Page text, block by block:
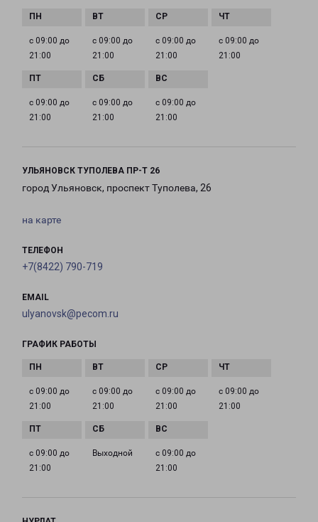
с 09:00 до
21:00
с 09:00 до
21:00
с 09:00 до
21:00
с 09:00 до
21:00
с 09:00 до
21:00
с 09:00 до
21:00
с 09:00 до
21:00
УЛЬЯНОВСК ТУПОЛЕВА ПР-Т 26
город Ульяновск, проспект Туполева, 26
на карте
ТЕЛЕФОН
+7(8422) 790-719
EMAIL
ulyanovsk@pecom.ru
ГРАФИК РАБОТЫ
с 09:00 до
21:00
с 09:00 до
21:00
с 09:00 до
21:00
с 09:00 до
21:00
с 09:00 до
21:00
Выходной
с 09:00 до
21:00